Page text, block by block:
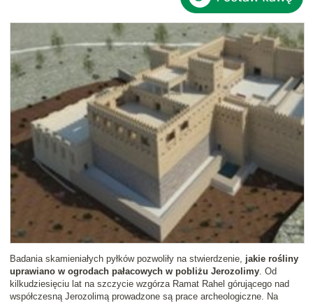
Badania skamieniałych pyłków pozwoliły na stwierdzenie, jakie rośliny
uprawiano w ogrodach pałacowych w pobliżu Jerozolimy. Od
kilkudziesięciu lat na szczycie wzgórza Ramat Rahel górującego nad
współczesną Jerozolimą prowadzone są prace archeologiczne. Na